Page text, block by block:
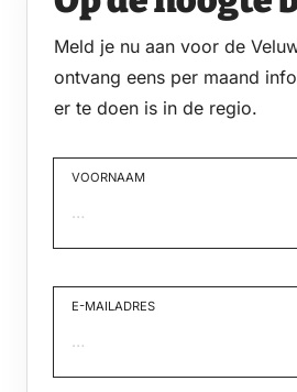
Meld je nu aan voor de
ontvang eens per maand
er te doen is in de regio.
VOORNAAM
E-MAILADRES